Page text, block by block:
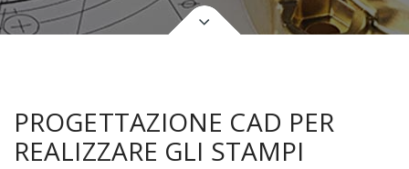
PROGETTAZIONE CAD PER
REALIZZARE GLI STAMPI